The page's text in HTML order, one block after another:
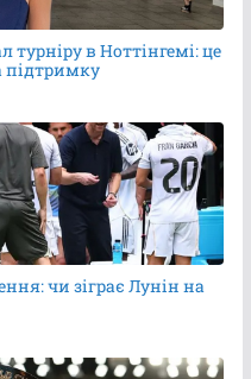
турніру в Ноттінгемі: це
підтримку
чи зіграє Лунін на